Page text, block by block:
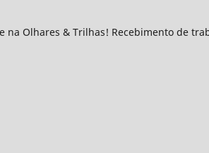
na Olhares & Trilhas! Recebimento de